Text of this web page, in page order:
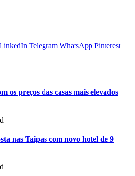
Telegram WhatsApp Pinterest
os preços das casas mais elevados
nas Taipas com novo hotel de 9